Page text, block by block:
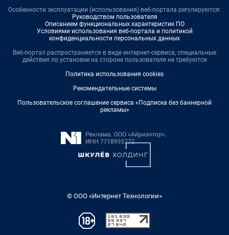
Особенности эксплуатации (использования) веб-портала регулируются:
Руководством пользователя
Описанием функциональных характеристик ПО
Условиями использования веб-портала и политикой
конфиденциальности персональных данных
Веб-портал распространяется в виде интернет-сервиса, специальные
действия по установке на стороне пользователя не требуются
Политика использования cookies
Рекомендательные системы
Пользовательское соглашение сервиса «Подписка без баннерной
рекламы»
© ООО «Интернет Технологии»